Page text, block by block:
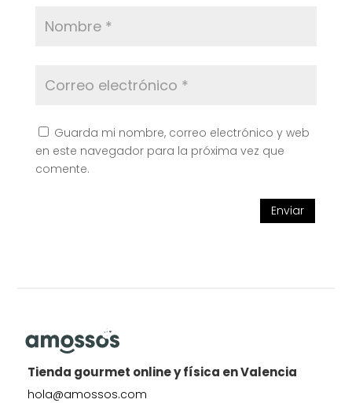
Guarda mi nombre, correo electrónico y web
en este navegador para la próxima vez que
comente.
Enviar
Tienda gourmet online y física en Valencia
hola@amossos.com